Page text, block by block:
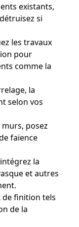
existants,
si
les travaux
pour
comme la
la
selon vos
posez
faïence
intégrez la
et autres
de finition tels
de la